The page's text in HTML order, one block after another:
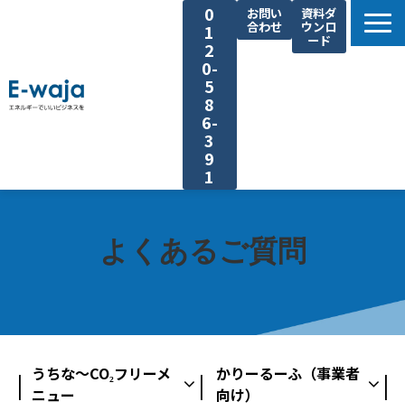
0
1
2
0-
5
8
6-
3
9
1
お問い
合わせ
資料ダ
ウンロ
ード
サービス一覧
業種別ご提案
省エネ手法
導入事例
よくあるご質問
よくあるご質問
うちな〜CO₂フリーメ
ニュー
かりーるーふ（事業者
向け）